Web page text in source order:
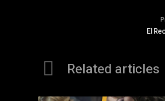
El
Related articles